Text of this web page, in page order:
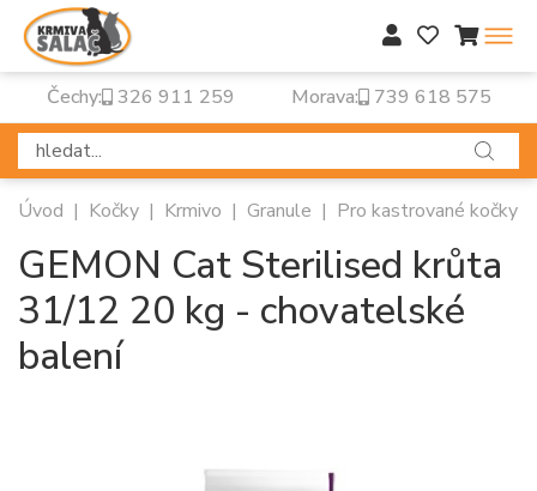
Čechy: 326 911 259 Morava: 739 618 575
Úvod | Kočky | Krmivo | Granule | Pro kastrované kočky
GEMON Cat Sterilised krůta
31/12 20 kg - chovatelské
balení